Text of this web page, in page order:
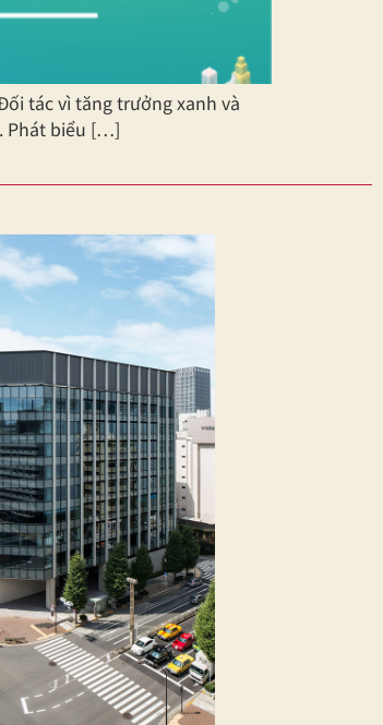
tác vì tăng trưởng xanh và
Phát biểu […]